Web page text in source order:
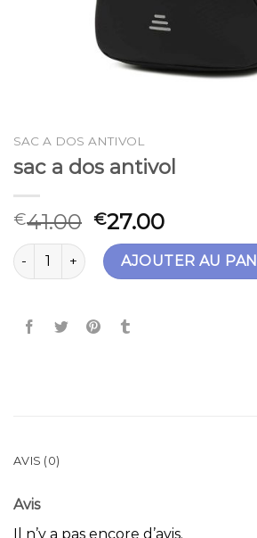
SAC A DOS ANTIVOL
sac a dos antivol
€41.00 €27.00
quantité de sac a dos antivol
AJOUTER AU
AVIS (0)
Avis
Il n’y a pas encore d’avis.